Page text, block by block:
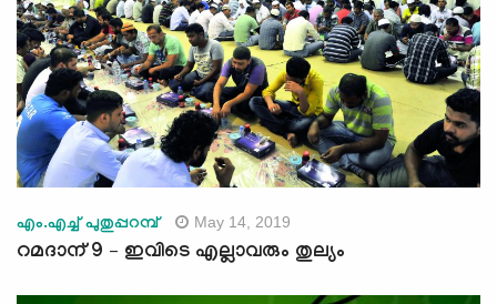
എം.എച്ച് പുതുപ്പറമ്പ് May 14, 2019
റമദാന് 9 – ഇവിടെ എല്ലാവരും തുല്യം